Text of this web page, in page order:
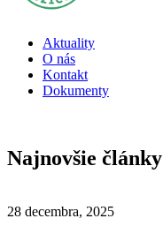
Aktuality
O nás
Kontakt
Dokumenty
Najnovšie články
28 decembra, 2025